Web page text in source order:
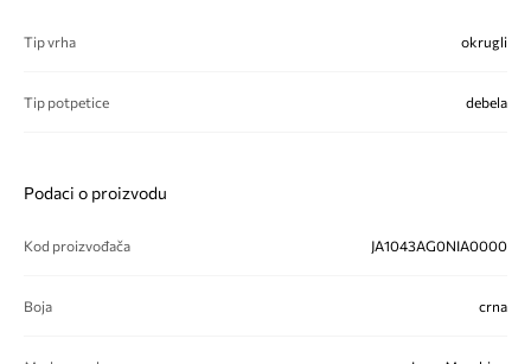
Tip vrha okrugli
Tip potpetice debela
Podaci o proizvodu
Kod proizvođača JA1043AG0NIA0000
Boja crna